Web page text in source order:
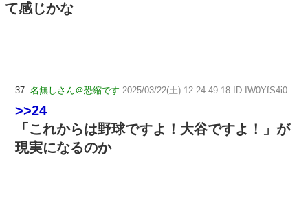
て感じかな
37: 名無しさん＠恐縮です 2025/03/22(土) 12:24:49.18 ID:IW0YfS4i0
>>24
「これからは野球ですよ！大谷ですよ！」が
現実になるのか